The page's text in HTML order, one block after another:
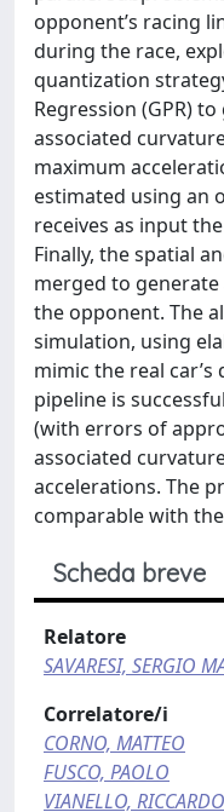
opponent’s racing
during the race,
quantization
Regression (GPR)
associated
maximum
estimated using an
receives as input
Finally, the spatial
merged to
the opponent. The
simulation, using
mimic the real
pipeline is
(with errors of
associated
accelerations. The
comparable with
Scheda breve
Relatore
SAVARESI, SERGIO
Correlatore/i
CORNO, MATTEO
FUSCO, PAOLO
VIANELLO, RICCARDO